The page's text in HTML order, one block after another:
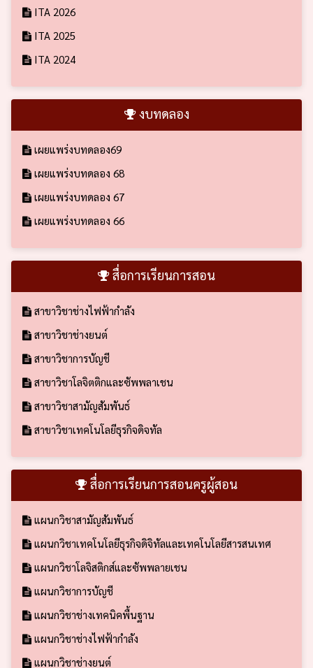
ITA 2026
ITA 2025
ITA 2024
งบทดลอง
เผยแพร่งบทดลอง69
เผยแพร่งบทดลอง 68
เผยแพร่งบทดลอง 67
เผยแพร่งบทดลอง 66
สื่อการเรียนการสอน
สาขาวิชาช่างไฟฟ้ากำลัง
สาขาวิชาช่างยนต์
สาขาวิชาการบัญชี
สาขาวิชาโลจิตติกและซัพพลาเชน
สาขาวิชาสามัญสัมพันธ์
สาขาวิชาเทคโนโลยีธุรกิจดิจทัล
สื่อการเรียนการสอนครูผู้สอน
แผนกวิชาสามัญสัมพันธ์
แผนกวิชาเทคโนโลยีธุรกิจดิจิทัลและเทคโนโลยีสารสนเทศ
แผนกวิชาโลจิสติกส์และซัพพลายเชน
แผนกวิชาการบัญชี
แผนกวิชาช่างเทคนิคพื้นฐาน
แผนกวิชาช่างไฟฟ้ากำลัง
แผนกวิชาช่างยนต์